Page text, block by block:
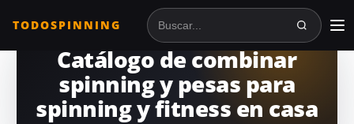
TODOSPINNING Buscar en TodoSpinning
Catálogo de combinar
spinning y pesas para
spinning y fitness en casa